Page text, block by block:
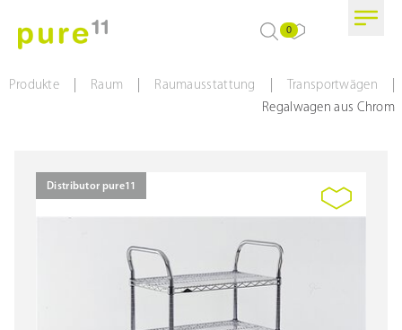
0
Produkte Raum Raumausstattung Transportwägen
Regalwagen aus Chrom
Distributor pure11